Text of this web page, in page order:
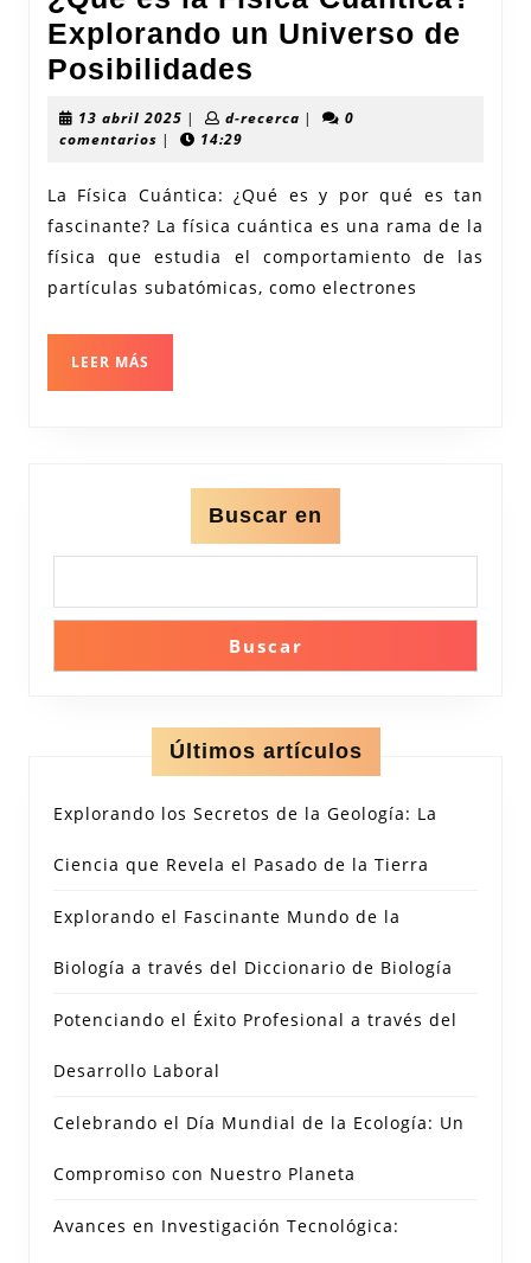
Explorando un Universo de
Posibilidades
Cuántica?
Explorando
un
13 abril 2025 13
abril
| d-recercad-|
0
comentarios | 14:29
La Física Cuántica: ¿Qué es y por qué es tan
fascinante? La física cuántica es una rama de la
física que estudia el comportamiento de las
partículas subatómicas, como electrones
LEER MÁS
Buscar en
Buscar
Últimos artículos
Explorando los Secretos de la Geología: La
Ciencia que Revela el Pasado de la Tierra
Explorando el Fascinante Mundo de la
Biología a través del Diccionario de Biología
Potenciando el Éxito Profesional a través del
Desarrollo Laboral
Celebrando el Día Mundial de la Ecología: Un
Compromiso con Nuestro Planeta
Avances en Investigación Tecnológica: